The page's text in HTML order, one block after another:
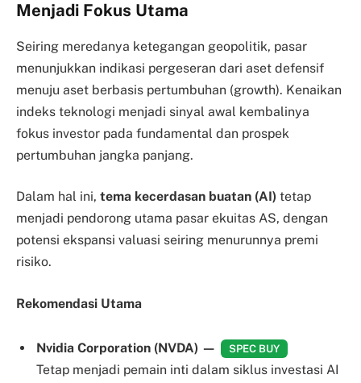
Menjadi Fokus Utama
Seiring meredanya ketegangan geopolitik, pasar
menunjukkan indikasi pergeseran dari aset defensif
menuju aset berbasis pertumbuhan (growth). Kenaikan
indeks teknologi menjadi sinyal awal kembalinya
fokus investor pada fundamental dan prospek
pertumbuhan jangka panjang.
Dalam hal ini, tema kecerdasan buatan (AI) tetap
menjadi pendorong utama pasar ekuitas AS, dengan
potensi ekspansi valuasi seiring menurunnya premi
risiko.
Rekomendasi Utama
Nvidia Corporation (NVDA) — SPEC BUY
Tetap menjadi pemain inti dalam siklus investasi AI